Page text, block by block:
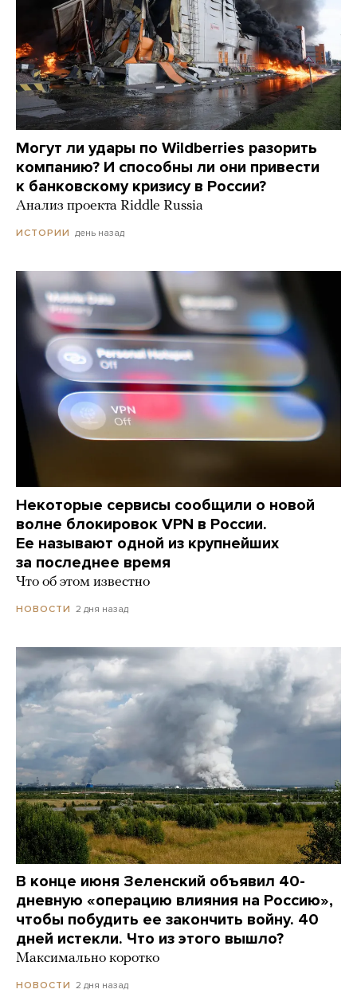
Могут ли удары по Wildberries разорить
компанию? И способны ли они привести
к банковскому кризису в России?
Анализ проекта Riddle Russia
ИСТОРИИ день назад
Некоторые сервисы сообщили о новой
волне блокировок VPN в России.
Ее называют одной из крупнейших
за последнее время
Что об этом известно
НОВОСТИ 2 дня назад
В конце июня Зеленский объявил 40-
дневную «операцию влияния на Россию»,
чтобы побудить ее закончить войну. 40
дней истекли. Что из этого вышло?
Максимально коротко
НОВОСТИ 2 дня назад